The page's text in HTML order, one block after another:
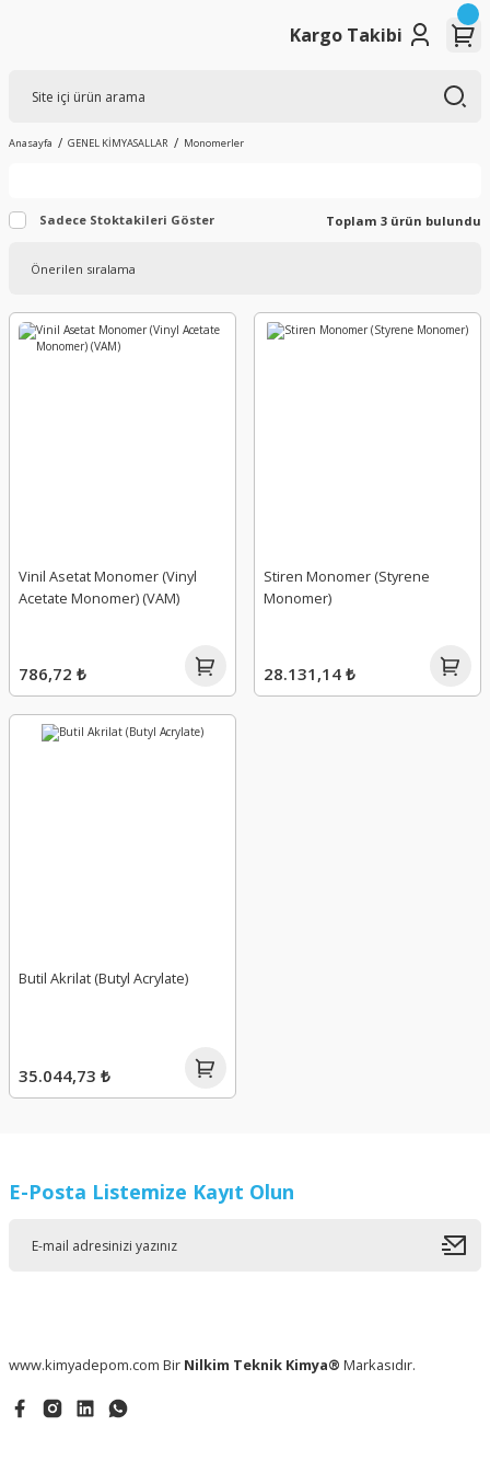
Kargo Takibi
Anasayfa GENEL KİMYASALLAR Monomerler
Sadece Stoktakileri Göster Toplam 3 ürün bulundu
Vinil Asetat Monomer (Vinyl
Acetate Monomer) (VAM)
786,72 ₺
Stiren Monomer (Styrene
Monomer)
28.131,14 ₺
Butil Akrilat (Butyl Acrylate)
35.044,73 ₺
E-Posta Listemize Kayıt Olun
www.kimyadepom.com Bir Nilkim Teknik Kimya® Markasıdır.